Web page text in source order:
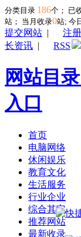
分类目录 186个； 已
站； 当月收录0站; 今
提交网站 | 注册
长资讯 | RSS
网站目
入口
首页
电脑网络
休闲娱乐
教育文化
生活服务
行业企业
综合其它
推荐网站
最新收录